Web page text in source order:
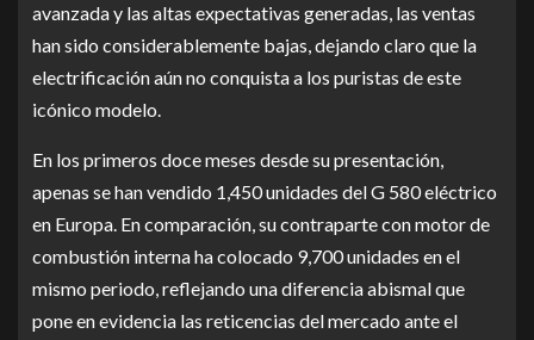
avanzada y las altas expectativas generadas, las ventas
han sido considerablemente bajas, dejando claro que la
electrificación aún no conquista a los puristas de este
icónico modelo.
En los primeros doce meses desde su presentación,
apenas se han vendido 1,450 unidades del G 580 eléctrico
en Europa. En comparación, su contraparte con motor de
combustión interna ha colocado 9,700 unidades en el
mismo periodo, reflejando una diferencia abismal que
pone en evidencia las reticencias del mercado ante el